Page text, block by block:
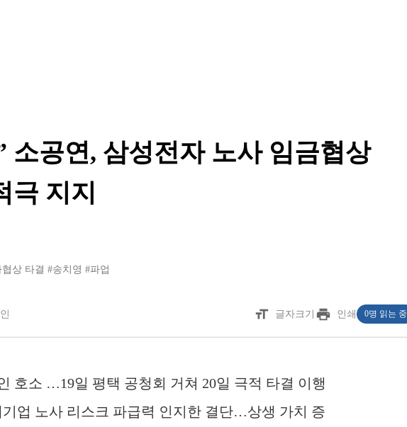
소공연, 삼성전자 노사 임금협상
극 지지
상 타결 #송치영 #파업
format_size 글자크기 print 인쇄 0명 읽는 중
호소 …19일 평택 공청회 거쳐 20일 극적 타결 이행
기업 노사 리스크 파급력 인지한 결단…상생 가치 증